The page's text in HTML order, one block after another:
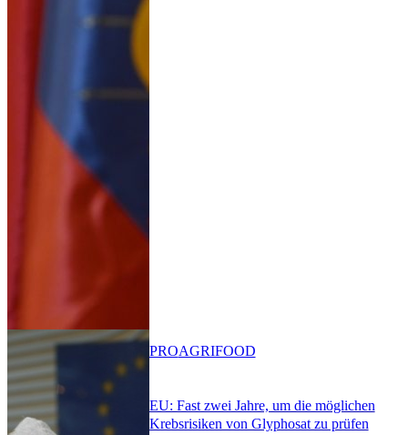
EU: Fast zwei Jahre, um die möglichen
Krebsrisiken von Glyphosat zu prüfen
PROAGRIFOOD